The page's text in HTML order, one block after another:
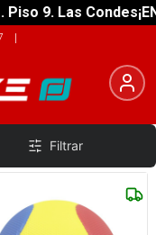
9. Las Condes
|
Filtrar